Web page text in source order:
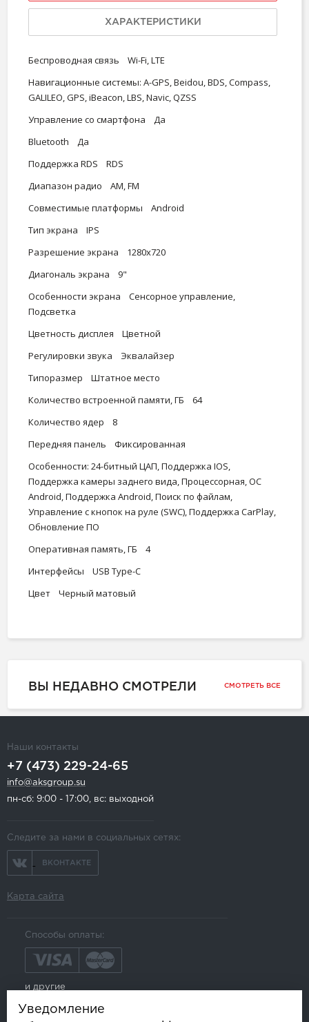
ХАРАКТЕРИСТИКИ
Беспроводная связь Wi-Fi, LTE
Навигационные системы: A-GPS, Beidou, BDS, Compass,
GALILEO, GPS, iBeacon, LBS, Navic, QZSS
Управление со смартфона Да
Bluetooth Да
Поддержка RDS RDS
Диапазон радио AM, FM
Совместимые платформы Android
Тип экрана IPS
Разрешение экрана 1280x720
Диагональ экрана 9"
Особенности экрана Сенсорное управление,
Подсветка
Цветность дисплея Цветной
Регулировки звука Эквалайзер
Типоразмер Штатное место
Количество встроенной памяти, ГБ 64
Количество ядер 8
Передняя панель Фиксированная
Особенности: 24-битный ЦАП, Поддержка IOS,
Поддержка камеры заднего вида, Процессорная, ОС
Android, Поддержка Android, Поиск по файлам,
Управление с кнопок на руле (SWC), Поддержка CarPlay,
Обновление ПО
Оперативная память, ГБ 4
Интерфейсы USB Type-C
Цвет Черный матовый
ВЫ НЕДАВНО СМОТРЕЛИ СМОТРЕТЬ ВСЕ
Наши контакты
+7 (473) 229-24-65
info@aksgroup.su
пн-сб: 9:00 - 17:00, вс: выходной
Следите за нами в социальных сетях:
ВКОНТАКТЕ
Карта сайта
Способы оплаты:
и другие
Уведомление